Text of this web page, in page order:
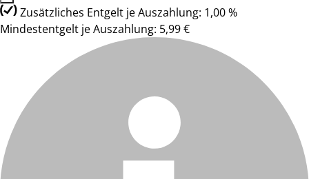
Zusätzliches Entgelt je Auszahlung: 1,00 %
Mindestentgelt je Auszahlung: 5,99 €